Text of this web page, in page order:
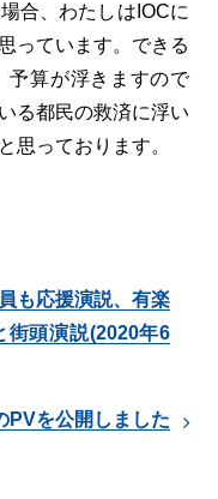
合、わたしはIOCに
っています。できる
予算が浮きますので
る都民の救済に浮い
思っております。
も応援演説、有楽
街頭演説(2020年6
PVを公開しました